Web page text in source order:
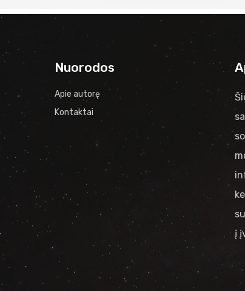
Nuorodos
Apie autorę
Kontaktai
į